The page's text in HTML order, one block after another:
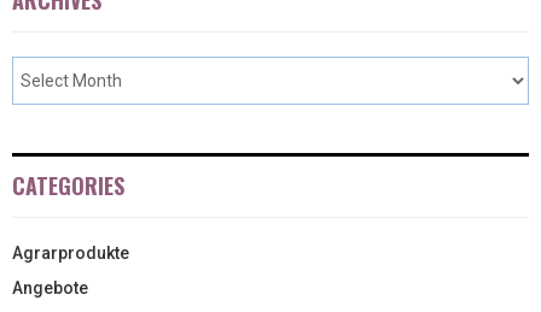
CATEGORIES
Agrarprodukte
Angebote